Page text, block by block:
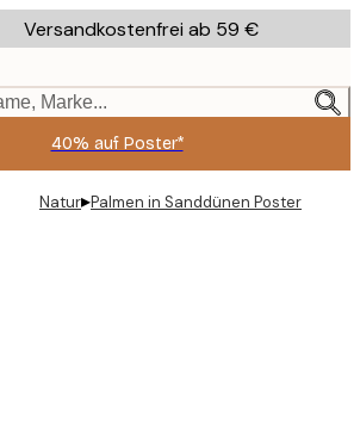
Versandkostenfrei ab 59 €
Marke...
40% auf Poster*
Natur▸Palmen in Sanddünen Poster